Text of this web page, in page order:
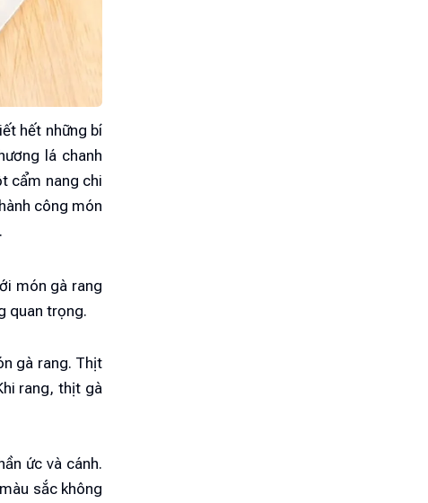
hết những bí
lá chanh
cẩm nang chi
công món
món gà rang
quan trọng.
gà rang. Thịt
rang, thịt gà
ức và cánh.
sắc không